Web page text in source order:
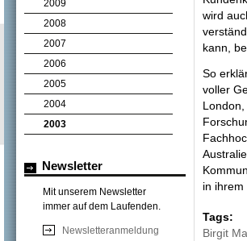
2009
2008
2007
2006
2005
2004
2003
Newsletter
Mit unserem Newsletter
immer auf dem Laufenden.
Newsletteranmeldung
wird
kann,
So
voller
in ihrem
Tags:
Birgit